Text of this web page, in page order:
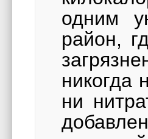
одним
район,
никогда
ни